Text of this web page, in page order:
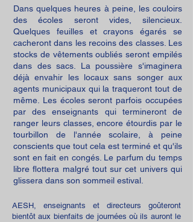
Dans quelques heures à peine, les couloirs
des écoles seront vides, silencieux.
Quelques feuilles et crayons égarés se
cacheront dans les recoins des classes. Les
stocks de vêtements oubliés seront empilés
dans des sacs. La poussière s'imaginera
déjà envahir les locaux sans songer aux
agents municipaux qui la traqueront tout de
même. Les écoles seront parfois occupées
par des enseignants qui termineront de
ranger leurs classes, encore étourdis par le
tourbillon de l'année scolaire, à peine
conscients que tout cela est terminé et qu'ils
sont en fait en congés. Le parfum du temps
libre flottera malgré tout sur cet univers qui
glissera dans son sommeil estival.
AESH, enseignants et directeurs goûteront
bientôt aux bienfaits de journées où ils auront le